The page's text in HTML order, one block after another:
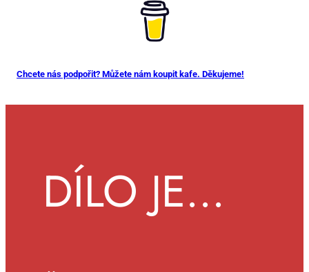
Chcete nás podpořit? Můžete nám koupit kafe. Děkujeme!
DÍLO JE...